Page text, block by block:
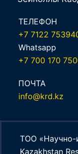
ТЕЛЕФОН
+7 7122
Whatsapp
+7 700 170
ПОЧТА
info@krd.kz
ТОО «Научно-
Kazakhstan